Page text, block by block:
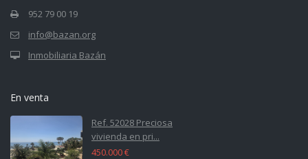
952 79 00 19
info@bazan.org
Inmobiliaria Bazán
En venta
Ref. 52028 Preciosa
vivienda en pri...
450.000 €